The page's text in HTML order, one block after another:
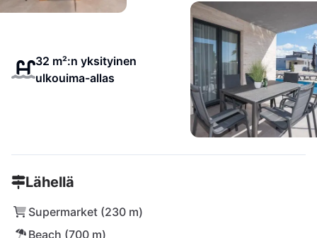
32 m²:n yksityinen
ulkouima-allas
Lähellä
Supermarket (230 m)
Beach (700 m)